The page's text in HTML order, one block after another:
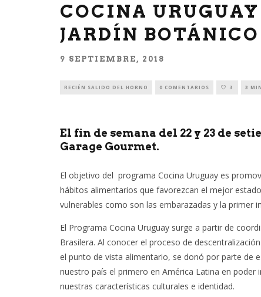
COCINA
JARDÍN BOTÁNICO
9 SEPTIEMBRE, 2018
RECIÉN SALIDO DEL HORNO 0 COMENTARIOS 3 3
El fin de semana del 22 y 23 de
Garage Gourmet.
El objetivo del programa Cocina Uruguay es
hábitos alimentarios que favorezcan el mejor
vulnerables como son las embarazadas y la primer
El Programa Cocina Uruguay surge a partir de
Brasilera. Al conocer el proceso de
el punto de vista alimentario, se donó por parte de
nuestro país el primero en América Latina en
nuestras características culturales e identidad.